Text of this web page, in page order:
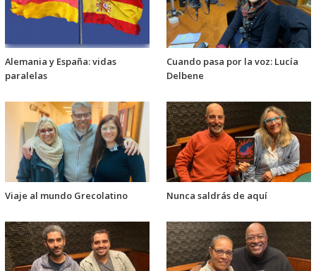
Alemania y España: vidas
paralelas
Cuando pasa por la voz: Lucía
Delbene
Viaje al mundo Grecolatino Nunca saldrás de aquí